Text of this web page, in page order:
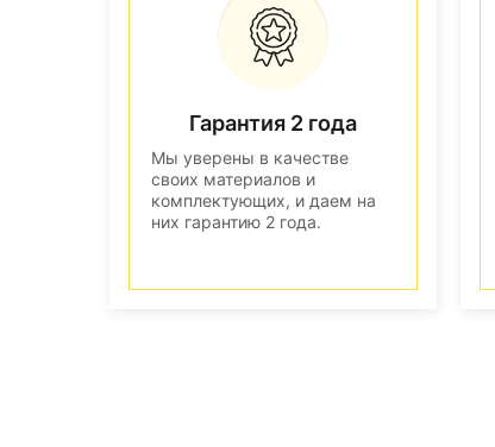
Гарантия 2 года
Мы уверены в качестве
своих материалов и
комплектующих, и даем на
них гарантию 2 года.